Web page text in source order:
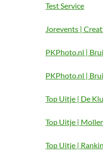
Test Service
Jorevents |
PKPhoto.nl |
PKPhoto.nl |
Top Uitje | De
Top Uitje |
Top Uitje |